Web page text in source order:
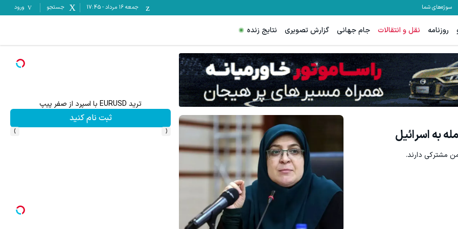
سوژه‌های شما جمعه ۱۶ مرداد -
17:45 جستجو ورود
روزنامه نقل و انتقالات جام جهانی گزارش تصویری نتایج زنده
به اسرائیل
مشترکی دارند.
اسپرد از صفر و تا ۵۰۰ دلار بونوس ترید XAUUSD با اسپرد از صفر پیپ
ثبت نام کنید
ترید EURUSD با اسپرد از صفر پیپ
ثبت نام کنید
‹
›